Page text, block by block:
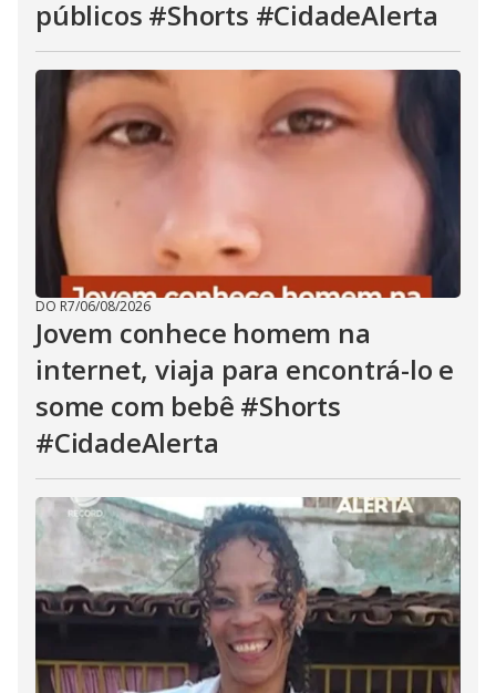
públicos #Shorts #CidadeAlerta
DO R7/06/08/2026
Jovem conhece homem na
internet, viaja para encontrá-lo e
some com bebê #Shorts
#CidadeAlerta